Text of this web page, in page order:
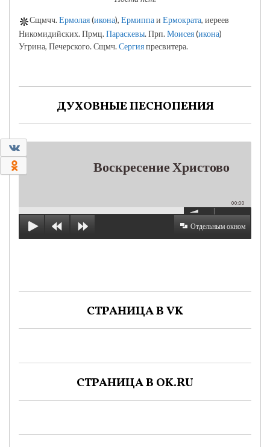
Сщмчч.Ермолая(икона), Ермиппаи Ермократа, иереев
Никомидийских. Прмц.Параскевы. Прп.Моисея(икона)
Угрина, Печерского. Сщмч.Сергияпресвитера.
ДУХОВНЫЕ ПЕСНОПЕНИЯ
Воскресение Христово
00:00
Отдельным окном
СТРАНИЦА В VK
СТРАНИЦА В OK.RU